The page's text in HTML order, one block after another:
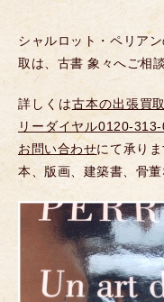
シャルロット・ペリア
取は、古書 象々へご相
詳しくは古本の出張買
リーダイヤル0120-
お問い合わせにて承り
本、版画、建築書、骨